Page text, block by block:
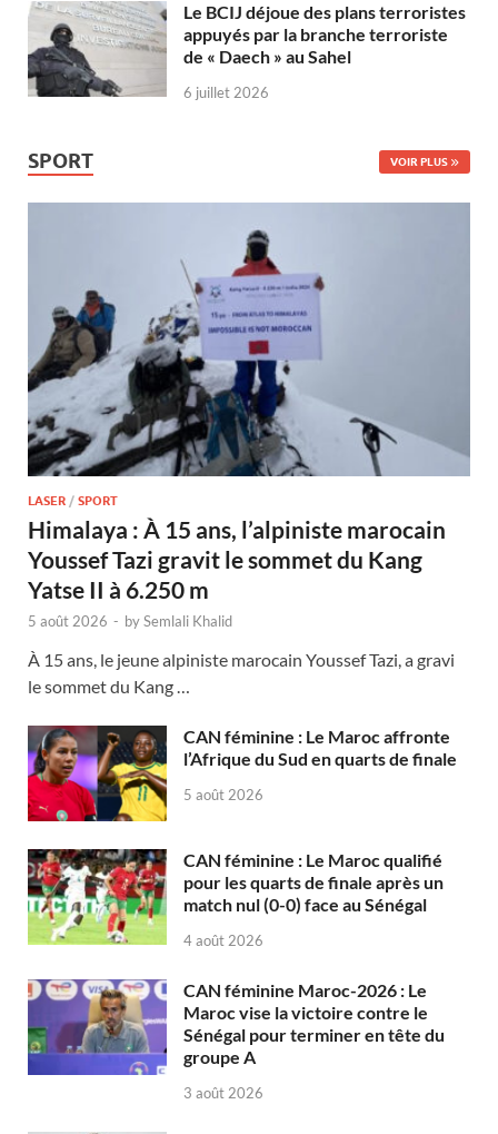
Le BCIJ déjoue des plans terroristes
appuyés par la branche terroriste
de « Daech » au Sahel
6 juillet 2026
SPORT VOIR PLUS
LASER / SPORT
Himalaya : À 15 ans, l’alpiniste marocain
Youssef Tazi gravit le sommet du Kang
Yatse II à 6.250 m
5 août 2026 - bySemlali Khalid
À 15 ans, le jeune alpiniste marocain Youssef Tazi, a gravi
le sommet du Kang …
CAN féminine : Le Maroc affronte
l’Afrique du Sud en quarts de finale
5 août 2026
CAN féminine : Le Maroc qualifié
pour les quarts de finale après un
match nul (0-0) face au Sénégal
4 août 2026
CAN féminine Maroc-2026 : Le
Maroc vise la victoire contre le
Sénégal pour terminer en tête du
groupe A
3 août 2026